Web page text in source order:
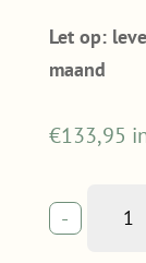
Let op:
maand
€133,95
-
Sedumdak